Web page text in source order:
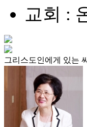
교회 :
그리스도인에게 있는